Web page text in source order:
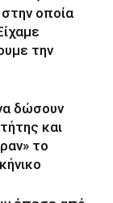
στην οποία
την
δώσουν
και
το